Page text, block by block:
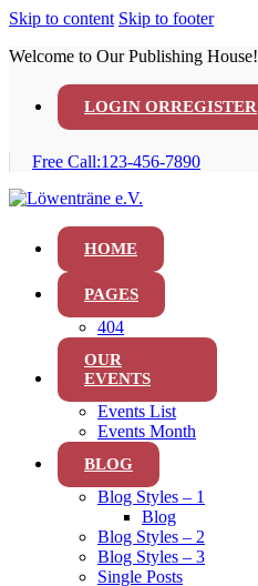
Skip to content Skip to footer
Welcome to Our Publishing House!
LOGIN ORREGISTER
Free Call:123-456-7890
HOME
PAGES
404
OUR
EVENTS
Events List
Events Month
BLOG
Blog Styles – 1
Blog
Blog Styles – 2
Blog Styles – 3
Single Posts